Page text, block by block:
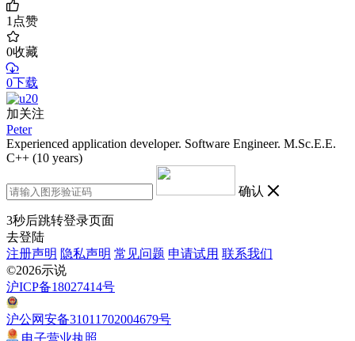
1点赞
0收藏
0下载
加关注
Peter
Experienced application developer. Software Engineer. M.Sc.E.E.
C++ (10 years)
确认
3秒后跳转登录页面
去登陆
注册声明 隐私声明 常见问题 申请试用 联系我们
©2026示说
沪ICP备18027414号
沪公网安备31011702004679号